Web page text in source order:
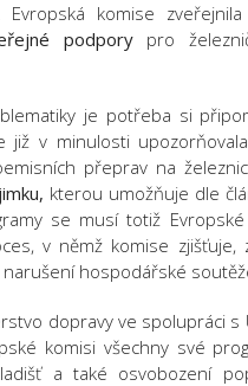
komise
podporypro
je potřeba si
již v minulosti
přeprav na
kterou umožňuje dle
se musí totiž
v němž komise
hospodářské
dopravy ve
komisi všechny své
a také osvobození